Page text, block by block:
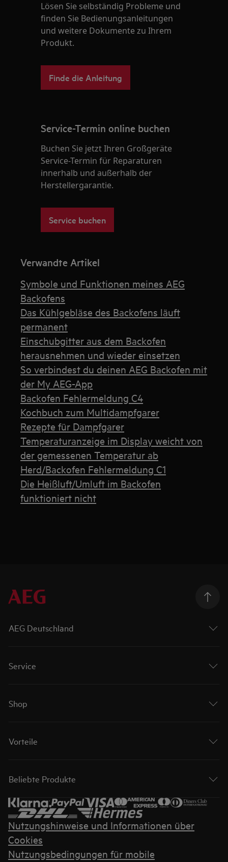
Lösen Sie selbständig Probleme und
finden Sie Bedienungsanleitungen
und weitere Dokumente zu Ihrem
Produkt.
Finde die Anleitung
Service-Termin online buchen
Buchen Sie jetzt Ihren Großgeräte
Service-Termin für Reparaturen
innerhalb und außerhalb der
Herstellergarantie.
Service buchen
Verwandte Artikel
Symbole und Funktionen meines AEG
Backofens
Das Kühlgebläse des Backofens läuft
permanent
Einschubgitter aus dem Backofen
herausnehmen und wieder einsetzen
So verbindest du deinen AEG Backofen mit
der My AEG-App
Backofen Fehlermeldung C4
Kochbuch zum Multidampfgarer
Rezepte für Dampfgarer
Temperaturanzeige im Display weicht von
der gemessenen Temperatur ab
Herd/Backofen Fehlermeldung C1
Die Heißluft/Umluft im Backofen
funktioniert nicht
AEG Deutschland
Service
Shop
Vorteile
Beliebte Produkte
Nutzungshinweise und Informationen über
Cookies
Nutzungsbedingungen für mobile